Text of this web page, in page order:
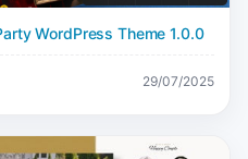
WordPress Theme 1.0.0
29/07/2025